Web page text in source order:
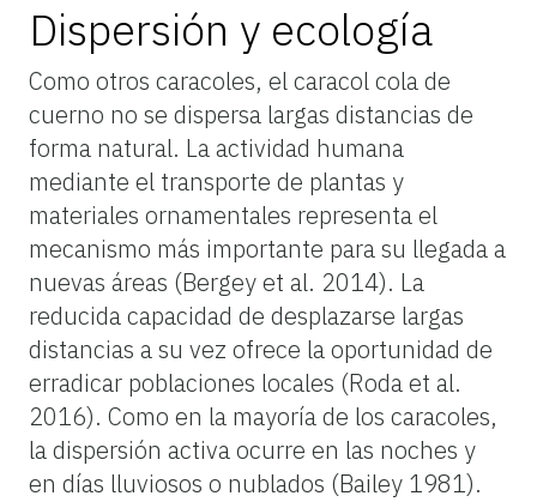
Dispersión y ecología
Como otros caracoles, el caracol cola de
cuerno no se dispersa largas distancias de
forma natural. La actividad humana
mediante el transporte de plantas y
materiales ornamentales representa el
mecanismo más importante para su llegada a
nuevas áreas (Bergey et al. 2014). La
reducida capacidad de desplazarse largas
distancias a su vez ofrece la oportunidad de
erradicar poblaciones locales (Roda et al.
2016). Como en la mayoría de los caracoles,
la dispersión activa ocurre en las noches y
en días lluviosos o nublados (Bailey 1981).